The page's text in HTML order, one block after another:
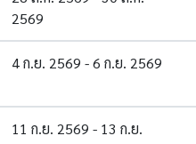
2569
4 ก.ย. 2569 - 6 ก.ย. 2569
11 ก.ย. 2569 - 13 ก.ย.